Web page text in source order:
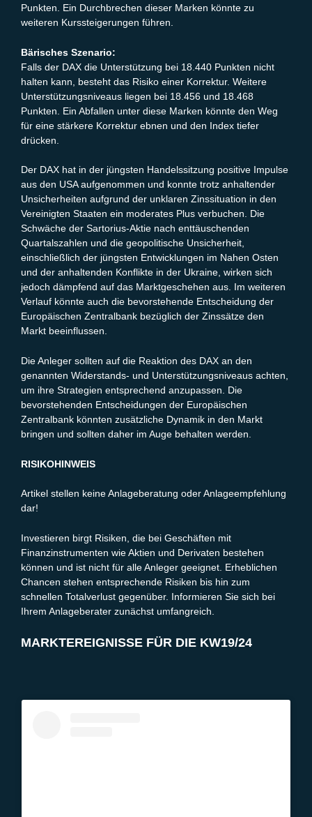
Punkten. Ein Durchbrechen dieser Marken könnte zu
weiteren Kurssteigerungen führen.
Bärisches Szenario:
Falls der DAX die Unterstützung bei 18.440 Punkten nicht
halten kann, besteht das Risiko einer Korrektur. Weitere
Unterstützungsniveaus liegen bei 18.456 und 18.468
Punkten. Ein Abfallen unter diese Marken könnte den Weg
für eine stärkere Korrektur ebnen und den Index tiefer
drücken.
Der DAX hat in der jüngsten Handelssitzung positive Impulse
aus den USA aufgenommen und konnte trotz anhaltender
Unsicherheiten aufgrund der unklaren Zinssituation in den
Vereinigten Staaten ein moderates Plus verbuchen. Die
Schwäche der Sartorius-Aktie nach enttäuschenden
Quartalszahlen und die geopolitische Unsicherheit,
einschließlich der jüngsten Entwicklungen im Nahen Osten
und der anhaltenden Konflikte in der Ukraine, wirken sich
jedoch dämpfend auf das Marktgeschehen aus. Im weiteren
Verlauf könnte auch die bevorstehende Entscheidung der
Europäischen Zentralbank bezüglich der Zinssätze den
Markt beeinflussen.
Die Anleger sollten auf die Reaktion des DAX an den
genannten Widerstands- und Unterstützungsniveaus achten,
um ihre Strategien entsprechend anzupassen. Die
bevorstehenden Entscheidungen der Europäischen
Zentralbank könnten zusätzliche Dynamik in den Markt
bringen und sollten daher im Auge behalten werden.
RISIKOHINWEIS
Artikel stellen keine Anlageberatung oder Anlageempfehlung
dar!
Investieren birgt Risiken, die bei Geschäften mit
Finanzinstrumenten wie Aktien und Derivaten bestehen
können und ist nicht für alle Anleger geeignet. Erheblichen
Chancen stehen entsprechende Risiken bis hin zum
schnellen Totalverlust gegenüber. Informieren Sie sich bei
Ihrem Anlageberater zunächst umfangreich.
MARKTEREIGNISSE FÜR DIE KW19/24